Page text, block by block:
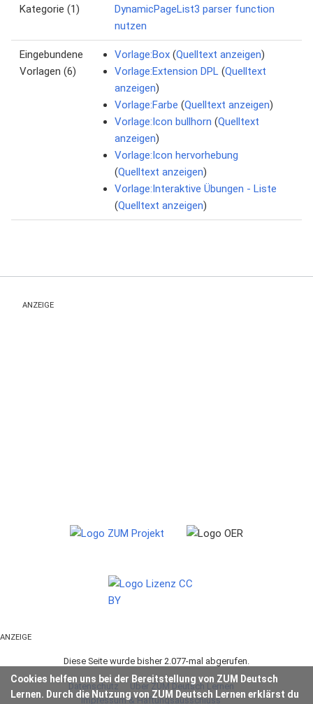
Kategorie (1)
DynamicPageList3 parser function
nutzen
Eingebundene
Vorlagen (6)
Vorlage:Box (Quelltext anzeigen)
Vorlage:Extension DPL (Quelltext
anzeigen)
Vorlage:Farbe (Quelltext anzeigen)
Vorlage:Icon bullhorn (Quelltext
anzeigen)
Vorlage:Icon hervorhebung
(Quelltext anzeigen)
Vorlage:Interaktive Übungen - Liste
(Quelltext anzeigen)
Cookies helfen uns bei der Bereitstellung von ZUM Deutsch
Lernen. Durch die Nutzung von ZUM Deutsch Lernen erklärst du
ANZEIGE
ANZEIGE
Diese Seite wurde bisher 2.077-mal abgerufen.
Datenschutz
Über ZUM Deutsch Lernen
Impressum & Haftungsausschluss